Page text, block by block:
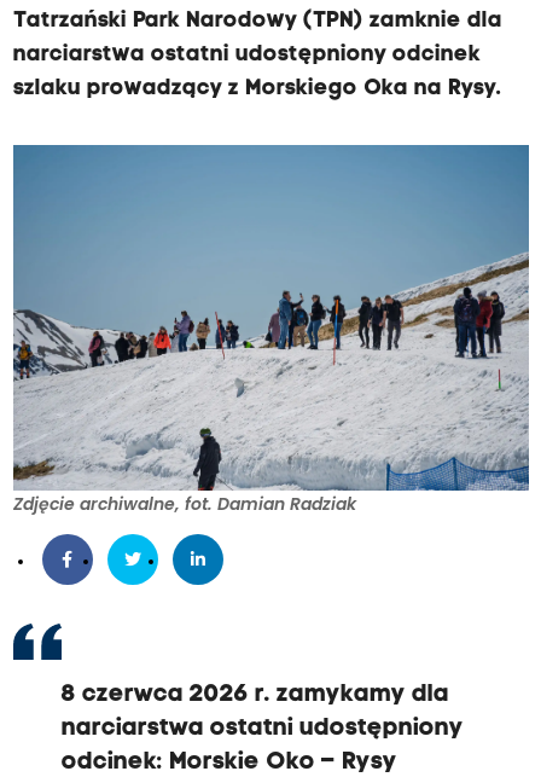
Tatrzański Park Narodowy (TPN) zamknie dla
narciarstwa ostatni udostępniony odcinek
szlaku prowadzący z Morskiego Oka na Rysy.
Zdjęcie archiwalne, fot. Damian Radziak
8 czerwca 2026 r. zamykamy dla
narciarstwa ostatni udostępniony
odcinek: Morskie Oko – Rysy